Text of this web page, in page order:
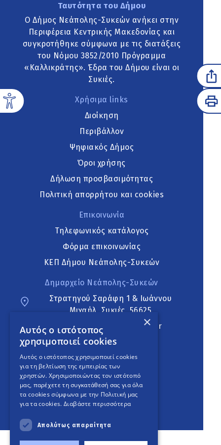
Ταυτότητα του Δήμου
Ο Δήμος Νεάπολης-Συκεών ανήκει στην
Περιφέρεια Κεντρικής Μακεδονίας και
συγκροτήθηκε σύμφωνα με τις διατάξεις
του Νόμου 3852/2010 Πρόγραμμα
«Καλλικράτης». Έδρα του Δήμου είναι οι
Συκιές.
Χρήσιμα links
Διοίκηση
Περιβάλλον
Ψηφιακός Δήμος
Όροι χρήσης
Δήλωση προσβασιμότητας
Πολιτική απορρήτου και cookies
Επικοινωνία
Τηλεφωνικός κατάλογος
Φόρμα επικοινωνίας
ΚΕΠ Δήμου Νεάπολης-Συκεών
Δημαρχείο Νεάπολης-Συκεών
Στρατηγού Σαράφη 1 & Ιωάννου
Μιχαήλ, Συκιές, 56625
neapoli.sykies@ddt.gov.gr
Ακολουθήστε
English Version
An project
×
Αυτός ο ιστότοπος
χρησιμοποιεί cookies
Αυτός ο ιστότοπος χρησιμοποιεί cookies
για τη βελτίωση της εμπειρίας των
χρηστών. Χρησιμοποιώντας τον ιστότοπό
μας, παρέχετε τη συγκατάθεσή σας για όλα
τα cookies σύμφωνα με την Πολιτική μας
για τα cookies. Διαβάστε περισσότερα
Απολύτως απαραίτητα